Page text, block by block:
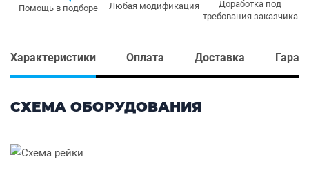
Помощь в подборе Любая модификация
Доработка под
требования заказчика
Характеристики Оплата Доставка
СХЕМА ОБОРУДОВАНИЯ